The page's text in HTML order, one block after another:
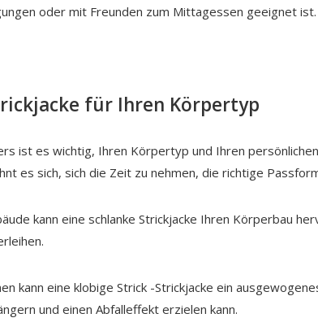
oder mit Freunden zum Mittagessen geeignet ist.
für Ihren Körpertyp
ist es wichtig, Ihren Körpertyp und Ihren
es sich, sich die Zeit zu nehmen, die richtige
kann eine schlanke Strickjacke Ihren Körperbau
kann eine klobige Strick -Strickjacke ein
und einen Abfalleffekt erzielen kann.